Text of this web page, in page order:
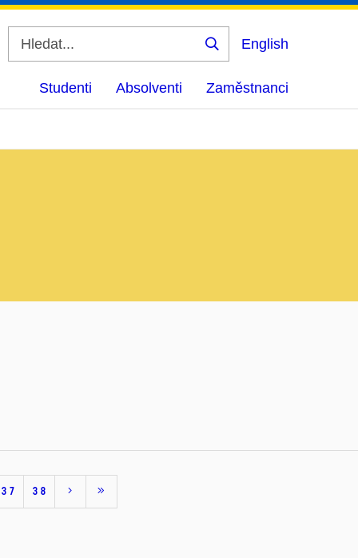
Vyhledat
English
Studenti Absolventi Zaměstnanci
37 38